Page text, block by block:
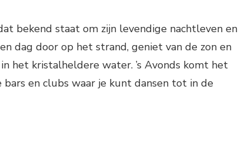
bekend staat om zijn levendige nachtleven en
dag door op het strand, geniet van de zon en
het kristalheldere water. ’s Avonds komt het
en clubs waar je kunt dansen tot in de